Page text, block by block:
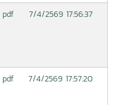
pdf 7/4/2569 17:56:37
pdf 7/4/2569 17:57:20